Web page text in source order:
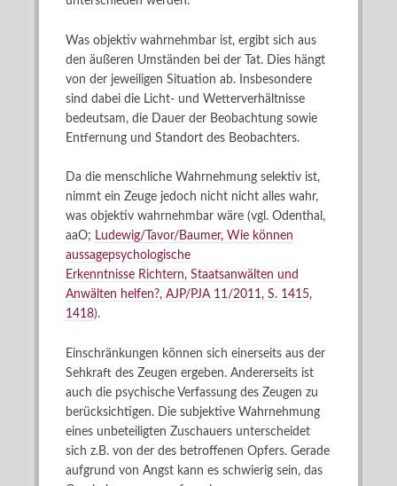
Was objektiv wahrnehmbar ist, ergibt sich aus
den äußeren Umständen bei der Tat. Dies hängt
von der jeweiligen Situation ab. Insbesondere
sind dabei die Licht- und Wetterverhältnisse
bedeutsam, die Dauer der Beobachtung sowie
Entfernung und Standort des Beobachters.
Da die menschliche Wahrnehmung selektiv ist,
nimmt ein Zeuge jedoch nicht nicht alles wahr,
was objektiv wahrnehmbar wäre (vgl. Odenthal,
aaO; Ludewig/Tavor/Baumer, Wie können
aussagepsychologische
Erkenntnisse Richtern, Staatsanwälten und
Anwälten helfen?, AJP/PJA 11/2011, S. 1415,
1418).
Einschränkungen können sich einerseits aus der
Sehkraft des Zeugen ergeben. Andererseits ist
auch die psychische Verfassung des Zeugen zu
berücksichtigen. Die subjektive Wahrnehmung
eines unbeteiligten Zuschauers unterscheidet
sich z.B. von der des betroffenen Opfers. Gerade
aufgrund von Angst kann es schwierig sein, das